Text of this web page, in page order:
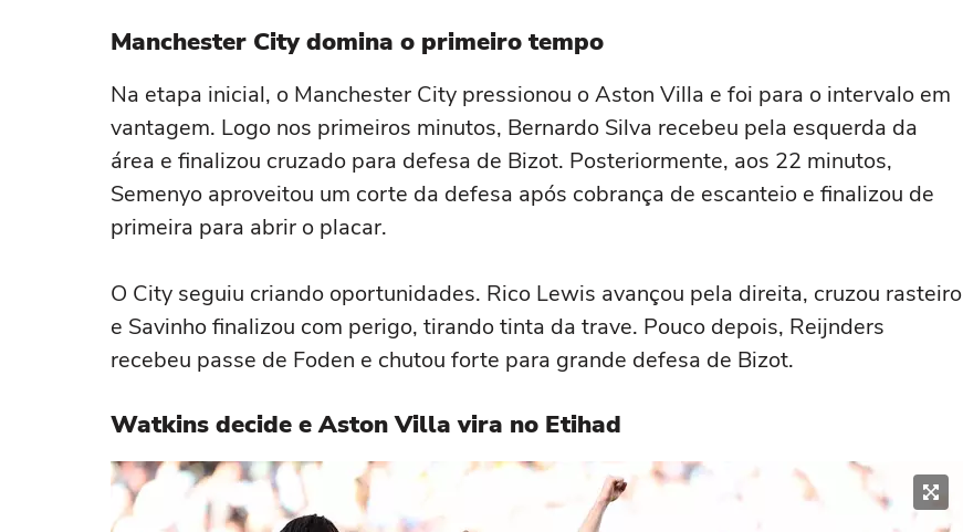
Manchester City domina o primeiro tempo
Na etapa inicial, o Manchester City pressionou o Aston Villa e foi para o intervalo em
vantagem. Logo nos primeiros minutos, Bernardo Silva recebeu pela esquerda da
área e finalizou cruzado para defesa de Bizot. Posteriormente, aos 22 minutos,
Semenyo aproveitou um corte da defesa após cobrança de escanteio e finalizou de
primeira para abrir o placar.
O City seguiu criando oportunidades. Rico Lewis avançou pela direita, cruzou rasteiro
e Savinho finalizou com perigo, tirando tinta da trave. Pouco depois, Reijnders
recebeu passe de Foden e chutou forte para grande defesa de Bizot.
Watkins decide e Aston Villa vira no Etihad